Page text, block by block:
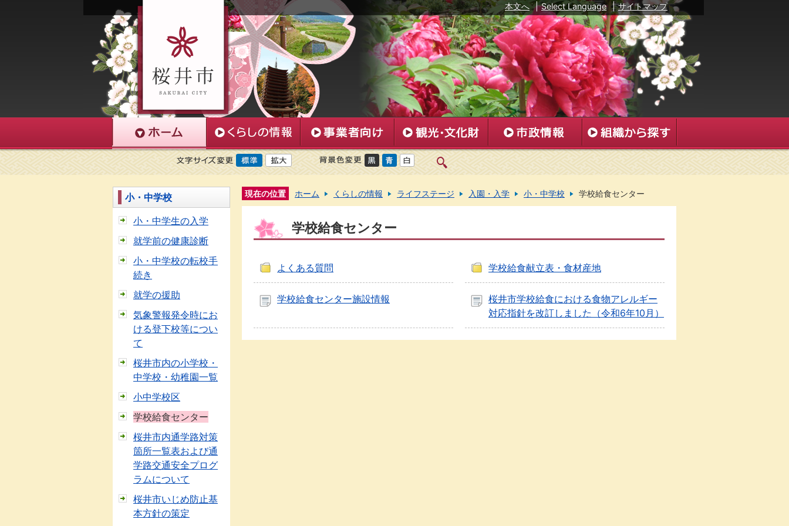
本文へ | Select Language | サイトマップ
小・中学校
小・中学生の入学
就学前の健康診断
小・中学校の転校手
続き
就学の援助
気象警報発令時にお
ける登下校等につい
て
桜井市内の小学校・
中学校・幼稚園一覧
小中学校区
学校給食センター
桜井市内通学路対策
箇所一覧表および通
学路交通安全プログ
ラムについて
桜井市いじめ防止基
本方針の策定
現在の位置 ホーム くらしの情報 ライフステージ 入園・入学 小・中学校 学校給食センター
学校給食センター
よくある質問 学校給食献立表・食材産地
学校給食センター施設情報
桜井市学校給食における食物アレルギー
対応指針を改訂しました（令和6年10月）